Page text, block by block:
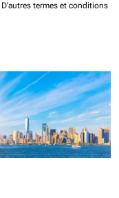
D'autres termes et conditions